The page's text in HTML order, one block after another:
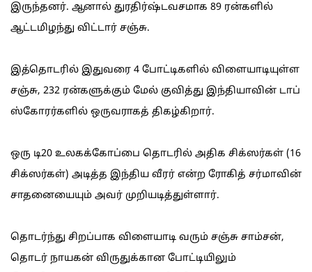
இருந்தனர். ஆனால் துரதிர்ஷ்டவசமாக 89 ரன்களில்
ஆட்டமிழந்து விட்டார் சஞ்சு.
இத்தொடரில் இதுவரை 4 போட்டிகளில் விளையாடியுள்ள
சஞ்சு, 232 ரன்களுக்கும் மேல் குவித்து இந்தியாவின் டாப்
ஸ்கோரர்களில் ஒருவராகத் திகழ்கிறார்.
ஒரு டி20 உலகக்கோப்பை தொடரில் அதிக சிக்ஸர்கள் (16
சிக்ஸர்கள்) அடித்த இந்திய வீரர் என்ற ரோகித் சர்மாவின்
சாதனையையும் அவர் முறியடித்துள்ளார்.
தொடர்ந்து சிறப்பாக விளையாடி வரும் சஞ்சு சாம்சன்,
தொடர் நாயகன் விருதுக்கான போட்டியிலும்